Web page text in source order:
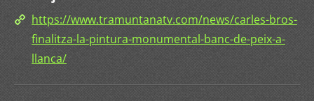
https://www.tramuntanatv.com/news/carles-bros-
finalitza-la-pintura-monumental-banc-de-peix-a-
llanca/